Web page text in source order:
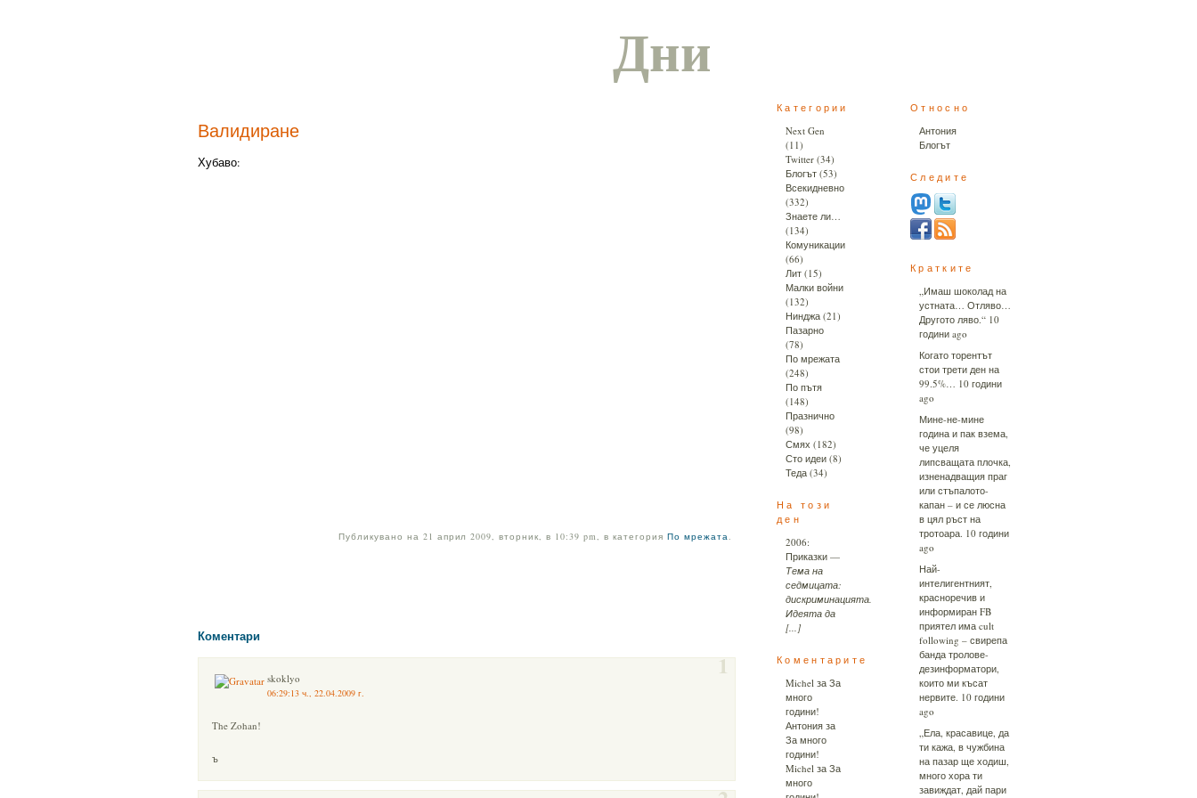
Дни
Валидиране
Хубаво:
Публикувано на 21 април 2009, вторник, в 10:39 pm, в категорияПо мрежата.
Коментари
skoklyo
06:29:13 ч., 22.04.2009 г.
1
The Zohan!
ъ
Категории
Next Gen
(11)
Twitter (34)
Блогът (53)
Всекидневно
(332)
Знаете ли…
(134)
Комуникации
(66)
Лит (15)
Малки войни
(132)
Нинджа (21)
Пазарно
(78)
По мрежата
(248)
По пътя
(148)
Празнично
(98)
Смях (182)
Сто идеи (8)
Теда (34)
На този
ден
2006:
Приказки —
Тема на
седмицата:
дискриминацията.
Идеята да
[...]
Коментарите
Michel за За
много
години!
Антония за
За много
години!
Michel за За
много
Относно
Антония
Блогът
Следите
Кратките
„Имаш шоколад на
устната… Отляво…
Другото ляво.“ 10
години ago
Когато торентът
стои трети ден на
99.5%… 10 години
ago
Мине-не-мине
година и пак взема,
че уцеля
липсващата плочка,
изненадващия праг
или стъпалото-
капан – и се люсна
в цял ръст на
тротоара. 10 години
ago
Най-
интелигентният,
красноречив и
информиран FB
приятел има cult
following – свирепа
банда тролове-
дезинформатори,
които ми късат
нервите. 10 години
ago
„Ела, красавице, да
ти кажа, в чужбина
на пазар ще ходиш,
много хора ти
завиждат, дай пари